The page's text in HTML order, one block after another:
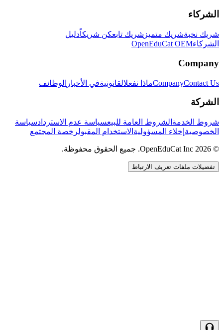
الشركاء
شريك نخبةشريك متميز شريك تابعكن شريكاًدليل
الشركاءOpenEduCat OEM
Company
CompanyContact Us ماذا نفعلالقانونيةفي الأخبار الوظائف
الشركة
شروط الخدمة الشروط العامة للبيعسياسة عدم الاستردادسياسة
الخصوصية إخلاء المسؤولية الاستخدام المقبولرخصة المجتمع
© 2026 OpenEduCat Inc. جميع الحقوق محفوظة.
تفضيلات ملفات تعريف الارتباط